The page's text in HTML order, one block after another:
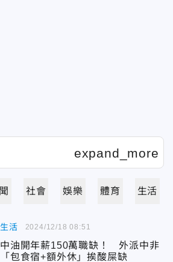
社會 娛樂 體育 生活
生活
中油開年薪150萬職缺！ 外派中非
「包食宿+額外休」挨酸屎缺
2024/12/18 08:51